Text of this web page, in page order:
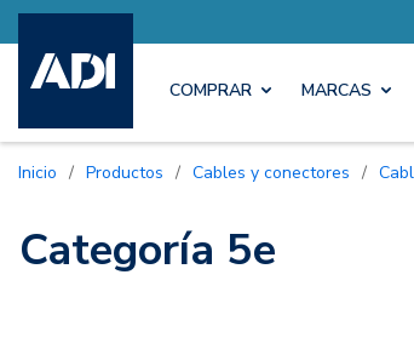
COMPRAR MARCAS
Inicio / Productos / Cables y conectores /
Categoría 5e